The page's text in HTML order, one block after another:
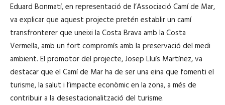
Eduard Bonmatí, en representació de l’Associació Camí de Mar,
va explicar que aquest projecte pretén establir un camí
transfronterer que uneixi la Costa Brava amb la Costa
Vermella, amb un fort compromís amb la preservació del medi
ambient. El promotor del projecte, Josep Lluís Martínez, va
destacar que el Camí de Mar ha de ser una eina que fomenti el
turisme, la salut i l’impacte econòmic en la zona, a més de
contribuir a la desestacionalització del turisme.